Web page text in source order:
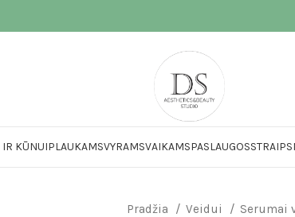
KŪNUIPLAUKAMSVYRAMSVAIKAMSPASLAUGOS
Pradžia Veidui
Serumai